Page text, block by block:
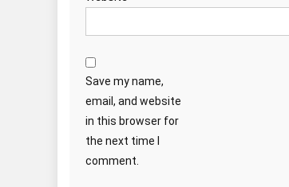
Save my name,
email, and website
in this browser for
the next time I
comment.